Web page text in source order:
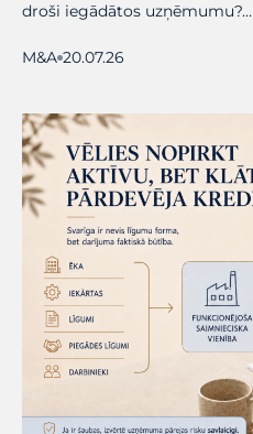
droši iegādātos uzņēmumu?…
M&A 20.07.26